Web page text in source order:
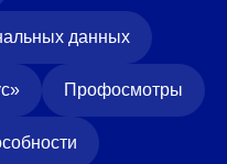
данных
Профосмотры